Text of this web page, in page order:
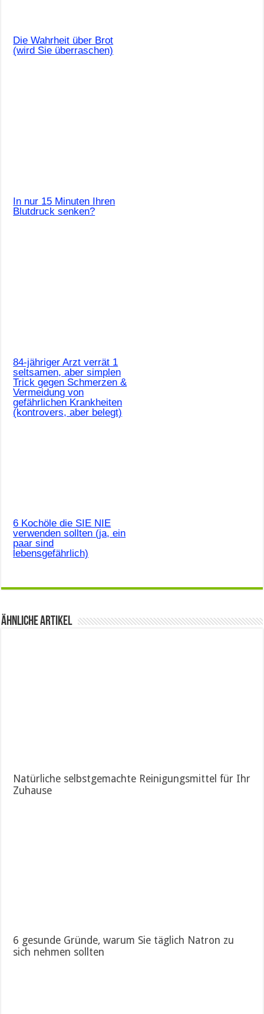
Die Wahrheit über Brot
(wird Sie überraschen)
In nur 15 Minuten Ihren
Blutdruck senken?
84-jähriger Arzt verrät 1
seltsamen, aber simplen
Trick gegen Schmerzen &
Vermeidung von
gefährlichen Krankheiten
(kontrovers, aber belegt)
6 Kochöle die SIE NIE
verwenden sollten (ja, ein
paar sind
lebensgefährlich)
Ähnliche Artikel
Natürliche selbstgemachte Reinigungsmittel für Ihr
Zuhause
6 gesunde Gründe, warum Sie täglich Natron zu
sich nehmen sollten